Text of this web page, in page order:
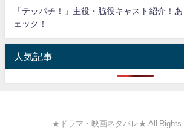
「テッパチ！」主役・脇役キャスト紹介！
ェック！
人気記事
★ドラマ・映画ネタバレ★ All Rights